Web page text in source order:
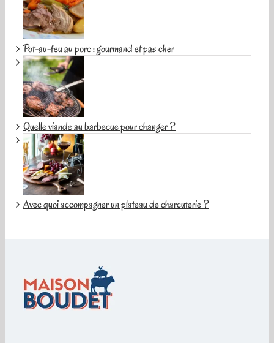
Pot-au-feu au porc : gourmand et pas cher
Quelle viande au barbecue pour changer ?
Avec quoi accompagner un plateau de charcuterie ?